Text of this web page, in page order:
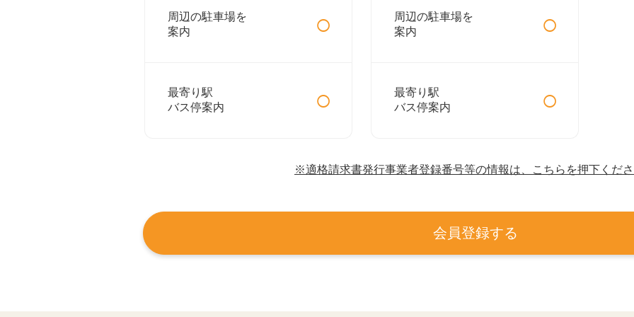
周辺の駐車場を
案内
○
最寄り駅
バス停案内
○
周辺の駐車場を
案内
○
最寄り駅
バス停案内
○
※適格請求書発行事業者登録番号等の情報は、こちらを押下くだ
会員登録する